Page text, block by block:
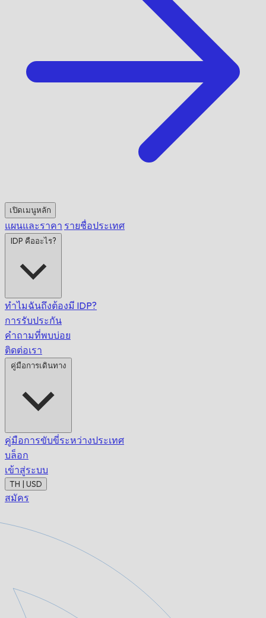
เปิดเมนูหลัก
แผนและราคา รายชื่อประเทศ
IDP คืออะไร?
ทำไมฉันถึงต้องมี IDP?
การรับประกัน
คำถามที่พบบ่อย
ติดต่อเรา
คู่มือการเดินทาง
คู่มือการขับขี่ระหว่างประเทศ
บล็อก
เข้าสู่ระบบ
TH | USD
สมัคร